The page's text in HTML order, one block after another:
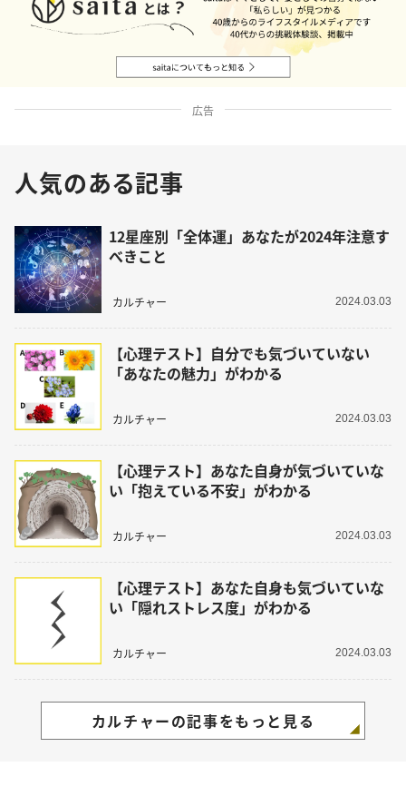
広告
人気のある記事
12星座別「全体運」あなたが2024年注意す
べきこと
カルチャー 2024.03.03
【心理テスト】自分でも気づいていない
「あなたの魅力」がわかる
カルチャー 2024.03.03
【心理テスト】あなた自身が気づいていな
い「抱えている不安」がわかる
カルチャー 2024.03.03
【心理テスト】あなた自身も気づいていな
い「隠れストレス度」がわかる
カルチャー 2024.03.03
カルチャーの記事をもっと見る